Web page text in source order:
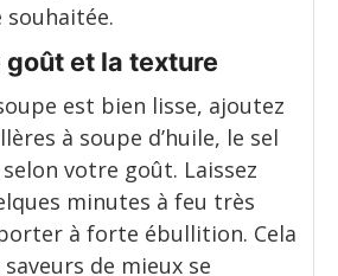
souhaitée.
et la texture
est bien lisse, ajoutez
à soupe d’huile, le sel
votre goût. Laissez
minutes à feu très
à forte ébullition. Cela
de mieux se